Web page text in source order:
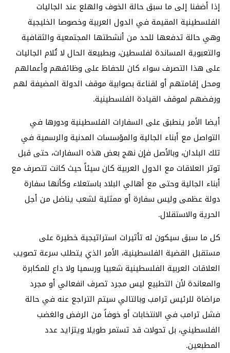
إذا أضفنا إلى ما سبق حالة الخوف والهلع عند الجاليات
الفلسطينية المقيمة في الدول العربية وخصوصا الخليجية
وهي حالة تدفعها للحد من أنشطتها المجتمعية والثقافية
والتعبوية المساندة لفلسطين، وبطبيعة الحال لا تُلام الجاليات
على هذا التصرف سواء كان للحفاظ على وظائفهم وأعمالهم
ومحل إقامتهم أو لقناعة بصوابية موقف الدولة المضيفة لهم
ورفضهم لموقف القيادة الفلسطينية.
أيضا الأمر ينطبق على السفارات الفلسطينية ودورها في
التواصل مع أبناء الجالية والمؤسسات المدنية والرسمية في
تلك البلدان، وبالأصل فإن نهج بعض هذه السفارات، حتى قبل
توتر العلاقات مع الدول العربية كان سيئاً حيث كانت تتصرف مع
أبناء الجالية وحتى مع أهالي البلاد باستعلاء وكأنها سفارة
دولة عظمى وليس سفارة أو ممثلية لشعب يناضل من أجل
الحرية والاستقلال.
كل ما سبق سيكون له تأثيرات استراتيجية خطيرة على
مستقبل القضية الفلسطينية، الأمر الذي يتطلب سرعة تصويب
العلاقات العربية الفلسطينية شعبيا ورسميا ولا داع للمكابرة
والمعاندة لأن التطبيع ليس مجرد تصرف انفعالي أو مجرد
مراضاة للرئيس ترامب وبالتالي سيتم التراجع عنه في حالة
فشل ترامب في الانتخابات أو خوفاً من الرفض والغضب
الفلسطيني، بل تحولات قد تستمر طويلا ويتزايد عدد
المطبعين.